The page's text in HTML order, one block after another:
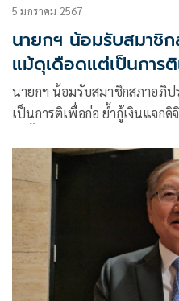
5 มกราคม 2567
นายกฯ น้อมรับสมาชิ
แม้ดุเดือดแต่เป็นการ
นายกฯ น้อมรับสมาชิกสภาอภิ
เป็นการติเพื่อก่อ ย้ำกู้เงินแจก